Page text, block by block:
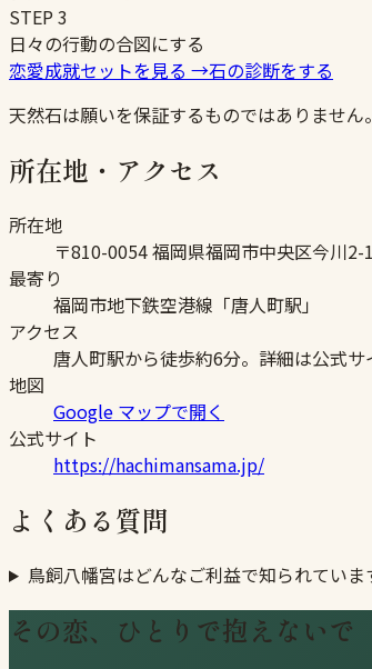
STEP3
日々の行動の合図にする
恋愛成就セットを見る →石の診断をする
天然石は願いを保証するものではありません
所在地・アクセス
所在地
〒810-0054 福岡県福岡市中央区今川2-
最寄り
福岡市地下鉄空港線「唐人町駅」
アクセス
唐人町駅から徒歩約6分。詳細は公式サ
地図
Google マップで開く
公式サイト
https://hachimansama.jp/
よくある質問
鳥飼八幡宮はどんなご利益で知られていま
その恋、ひとりで抱えないで